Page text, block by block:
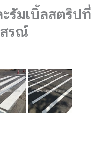
รัมเบิ้ลสตริปที่
สรณ์